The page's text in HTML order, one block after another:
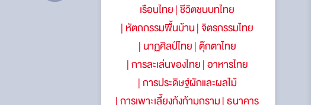
เยาวชนฯ
เรือนไทย ชีวิตชนบทไทย
หัตถกรรมพื้นบ้าน จิตรกรรมไทย
นาฏศิลป์ไทย ตุ๊กตาไทย
การละเล่นของไทย อาหารไทย
การประดิษฐ์ผักและผลไม้
การเพาะเลี้ยงกุ้งก้ามกราม ธนาคาร